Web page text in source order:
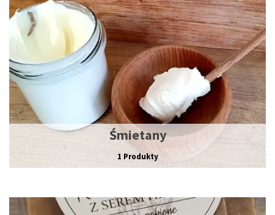
Śmietany
1 Produkty